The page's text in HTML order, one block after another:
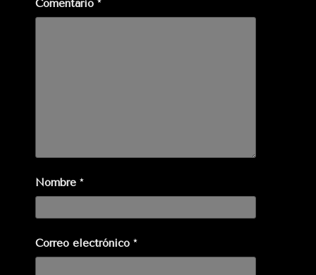
Comentario *
Nombre *
Correo electrónico *